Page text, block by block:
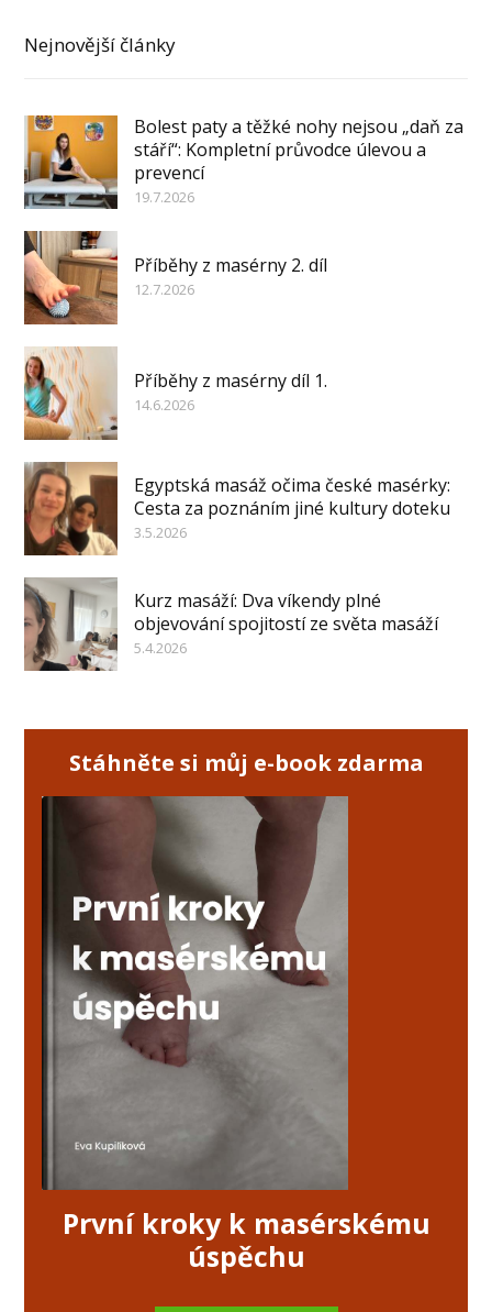
Nejnovější články
Bolest paty a těžké nohy nejsou „daň za
stáří“: Kompletní průvodce úlevou a
prevencí
19.7.2026
Příběhy z masérny 2. díl
12.7.2026
Příběhy z masérny díl 1.
14.6.2026
Egyptská masáž očima české masérky:
Cesta za poznáním jiné kultury doteku
3.5.2026
Kurz masáží: Dva víkendy plné
objevování spojitostí ze světa masáží
5.4.2026
Stáhněte si můj e-book zdarma
První kroky k masérskému
úspěchu